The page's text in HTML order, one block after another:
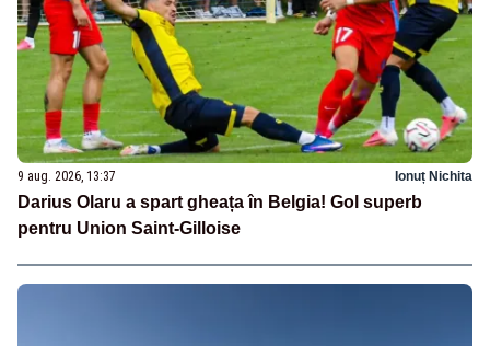
9 aug. 2026, 13:37 Ionuț Nichita
Darius Olaru a spart gheața în Belgia! Gol superb
pentru Union Saint-Gilloise